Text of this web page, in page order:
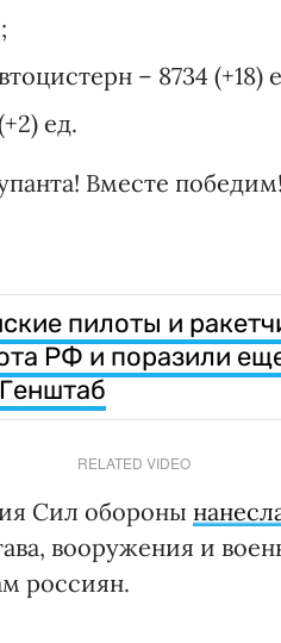
– 8734 (+18)
ед.
Вместе
пилоты и
РФ и поразили
RELATED VIDEO
Сил обороны
вооружения и
россиян.